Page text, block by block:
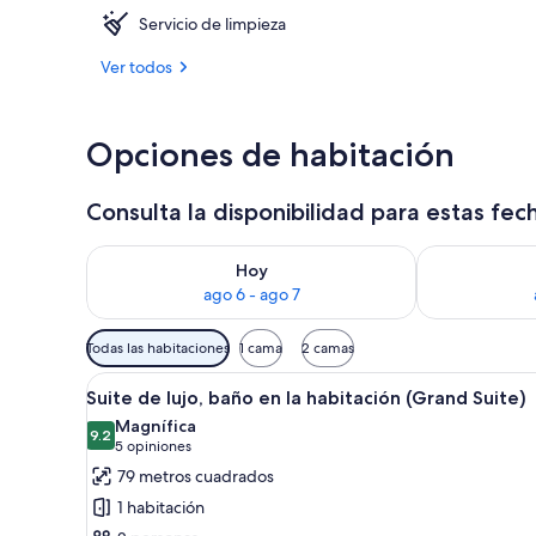
Servicio de limpieza
Ver todos
Opciones de habitación
Consulta la disponibilidad para estas
Hoy
ago 6 - ago 7
Consulta la disponibilidad para hoy ago 6 - ago 7
Consulta la
Filtros
disponibles
para
las
habitaciones
Todas las habitaciones 1 cama 2 camas
Abrir
todas
las
fotos
de
Suite
Habitación de hotel con una
4
Suite de lujo, baño en la habitación (Grand Suite)
9.29.2 de 10
Magnífica
5 opiniones
(5
opiniones)
79 metros cuadrados
1 habitación